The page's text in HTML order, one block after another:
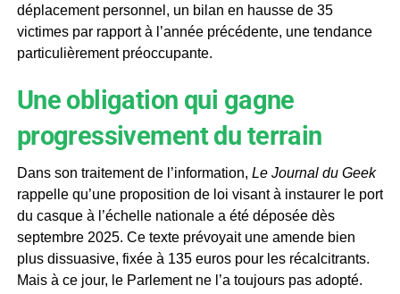
déplacement personnel, un bilan en hausse de 35
victimes par rapport à l’année précédente, une tendance
particulièrement préoccupante.
Une obligation qui gagne
progressivement du terrain
Dans son traitement de l’information, Le Journal du Geek
rappelle qu’une proposition de loi visant à instaurer le port
du casque à l’échelle nationale a été déposée dès
septembre 2025. Ce texte prévoyait une amende bien
plus dissuasive, fixée à 135 euros pour les récalcitrants.
Mais à ce jour, le Parlement ne l’a toujours pas adopté.